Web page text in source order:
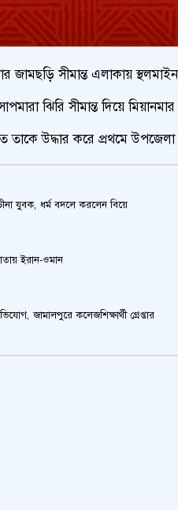
জামছড়ি সীমান্ত এলাকায়
সাপমারা ঝিরি সীমান্ত দিয়ে
তাকে উদ্ধার করে প্রথমে উপজেলা
চীনা যুবক, ধর্ম বদলে করলেন বিয়ে
ইরান-ওমান
জামালপুরে কলেজশিক্ষার্থী গ্রেপ্তার